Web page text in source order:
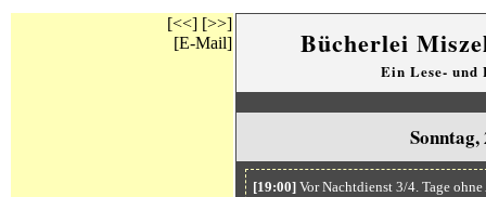
[<<] [>>]
[E-Mail]
Bücherlei
Ein Lese- und
[19:00]Vor Nachtdienst 3/4. Tage